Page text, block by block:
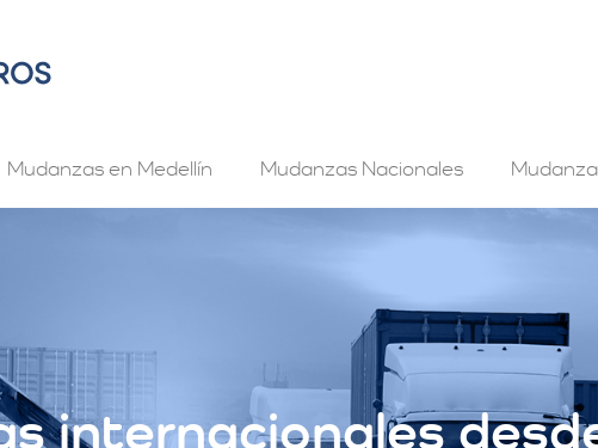
Mudanzas en Medellín Mudanzas Nacionales
internacionales